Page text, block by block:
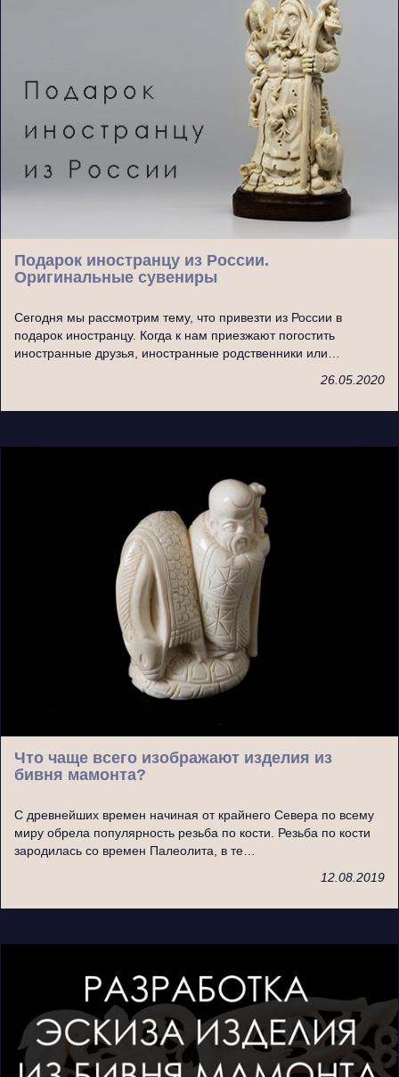
Подарок иностранцу из России.
Оригинальные сувениры
Сегодня мы рассмотрим тему, что привезти из России в
подарок иностранцу. Когда к нам приезжают погостить
иностранные друзья, иностранные родственники или…
26.05.2020
Что чаще всего изображают изделия из
бивня мамонта?
С древнейших времен начиная от крайнего Севера по всему
миру обрела популярность резьба по кости. Резьба по кости
зародилась со времен Палеолита, в те…
12.08.2019